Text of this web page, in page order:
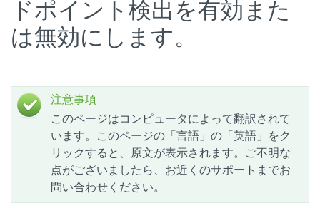
ドポイント検出を有効また
は無効にします。
注意事項
このページはコンピュータによって翻訳されて
います。このページの「言語」の「英語」をク
リックすると、原文が表示されます。ご不明な
点がございましたら、お近くのサポートまでお
問い合わせください。